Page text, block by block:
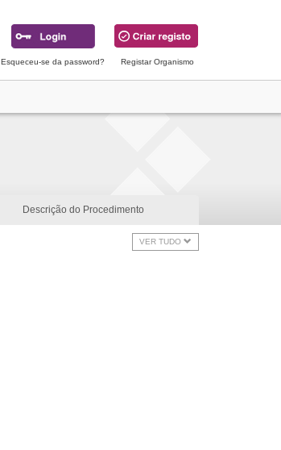
Esqueceu-se da password? Registar Organismo
Descrição do Procedimento
VER TUDO